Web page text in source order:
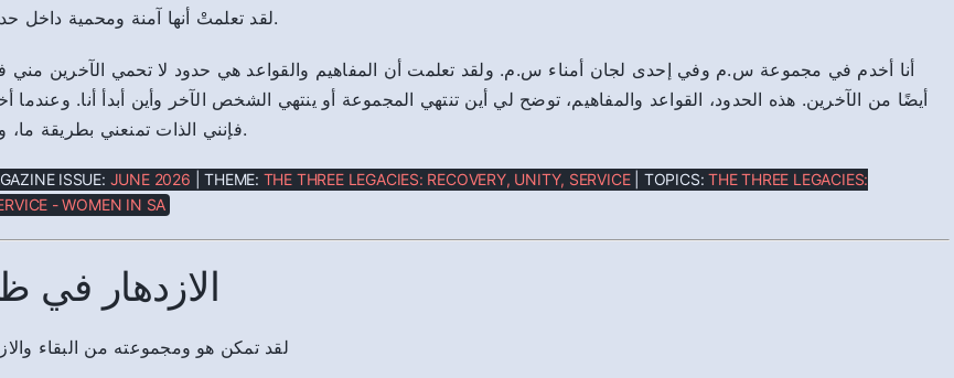
لقد تعلمتْ أنها آمنة ومحمية داخل حدود القواعد والمفاهيم.
أنا أخدم في مجموعة س.م وفي إحدى لجان أمناء س.م. ولقد تعلمت أن المفاهيم والقواعد هي حدود لا تحمي الآخرين مني
أيضًا من الآخرين. هذه الحدود، القواعد والمفاهيم، توضح لي أين تنتهي المجموعة أو ينتهي الشخص الآخر وأين أبدأ أنا. وعندما
فإنني الذات تمنعني بطريقة ما، وتتضرر خدمة الآخرين.
ISSUE: JUNE 2026 | THEME: THE THREE LEGACIES: RECOVERY, UNITY, SERVICE| TOPICS:THE THREE LEGACIES:
- WOMEN IN SA
الازدهار في
لقد تمكن هو ومجموعته من البقاء